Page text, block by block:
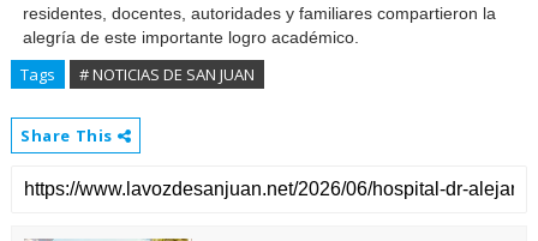
residentes, docentes, autoridades y familiares compartieron la
alegría de este importante logro académico.
Tags # NOTICIAS DE SAN JUAN
Share This